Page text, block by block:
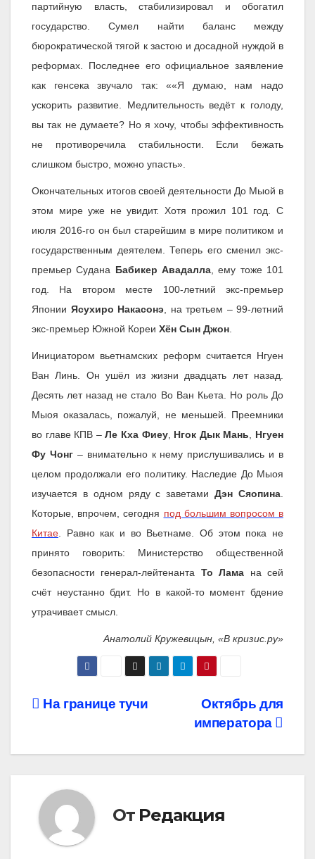
партийную власть, стабилизировал и обогатил
государство. Сумел найти баланс между
бюрократической тягой к застою и досадной нуждой в
реформах. Последнее его официальное заявление
как генсека звучало так: ««Я думаю, нам надо
ускорить развитие. Медлительность ведёт к голоду,
вы так не думаете? Но я хочу, чтобы эффективность
не противоречила стабильности. Если бежать
слишком быстро, можно упасть».
Окончательных итогов своей деятельности До Мыой в
этом мире уже не увидит. Хотя прожил 101 год. С
июля 2016-го он был старейшим в мире политиком и
государственным деятелем. Теперь его сменил экс-
премьер Судана Бабикер Авадалла , ему тоже 101
год. На втором месте 100-летний экс-премьер
Японии Ясухиро Накасонэ , на третьем – 99-летний
экс-премьер Южной Кореи Хён Сын Джон
Инициатором вьетнамских реформ считается Нгуен
Ван Линь. Он ушёл из жизни двадцать лет назад.
Десять лет назад не стало Во Ван Кьета. Но роль До
Мыоя оказалась, пожалуй, не меньшей. Преемники
во главе КПВ –Ле Кха Фиеу, Нгок Дык Мань
Нгуен
Фу Чонг– внимательно к нему прислушивались и в
целом продолжали его политику. Наследие До Мыоя
изучается в одном ряду с заветамиДэн Сяопина
Которые, впрочем, сегодня под большим вопросом в
Китае . Равно как и во Вьетнаме. Об этом пока не
принято говорить: Министерство общественной
безопасности генерал-лейтенанта То Лама на сей
счёт неустанно бдит. Но в какой-то момент бдение
утрачивает смысл.
Анатолий Кружевицын, «В кризис.ру»
Навигация
Октябрь для
императора
На границе тучи
От Редакция